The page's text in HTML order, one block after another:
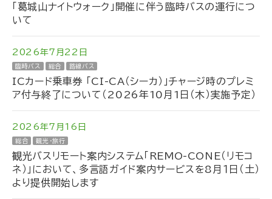
「葛城山ナイトウォーク」開催に伴う臨時バスの運行につ
いて
2026年7月22日
臨時バス 総合 路線バス
ICカード乗車券 「CI-CA（シーカ）」チャージ時のプレミ
ア付与終了について（2026年10月1日（木）実施予定）
2026年7月16日
総合 観光・旅行
観光バスリモート案内システム「REMO-CONE（リモコ
ネ）」において、多言語ガイド案内サービスを8月１日（土）
より提供開始します